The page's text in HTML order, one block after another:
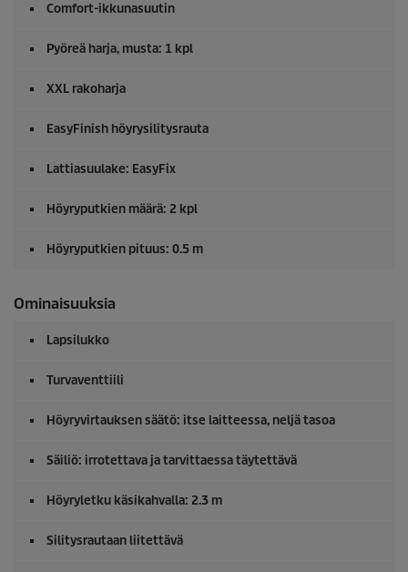
Comfort-ikkunasuutin
Pyöreä harja, musta: 1 kpl
XXL rakoharja
EasyFinish höyrysilitysrauta
Lattiasuulake: EasyFix
Höyryputkien määrä: 2 kpl
Höyryputkien pituus: 0.5 m
Ominaisuuksia
Lapsilukko
Turvaventtiili
Höyryvirtauksen säätö: itse laitteessa, neljä tasoa
Säiliö: irrotettava ja tarvittaessa täytettävä
Höyryletku käsikahvalla: 2.3 m
Silitysrautaan liitettävä